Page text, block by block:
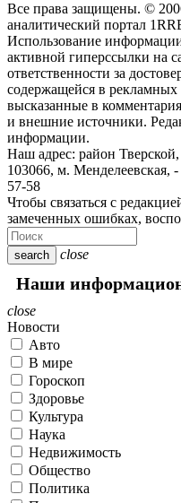
Все права защищены. ©
аналитический портал
Использование
активной гиперссылки на
ответственности за
содержащейся в рекламных
высказанные в
и внешние источники.
информации.
Наш адрес: район
103066, м. Менделеевская, -
57-58
Чтобы связаться с
замеченных ошибках,
search close
Наши
close
Новости
Авто
В мире
Гороскоп
Здоровье
Культура
Наука
Недвижимость
Общество
Политика